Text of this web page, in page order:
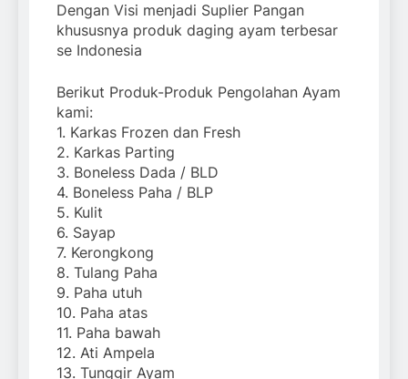
Dengan Visi menjadi Suplier Pangan
khususnya produk daging ayam terbesar
se Indonesia
Berikut Produk-Produk Pengolahan Ayam
kami:
1. Karkas Frozen dan Fresh
2. Karkas Parting
3. Boneless Dada / BLD
4. Boneless Paha / BLP
5. Kulit
6. Sayap
7. Kerongkong
8. Tulang Paha
9. Paha utuh
10. Paha atas
11. Paha bawah
12. Ati Ampela
13. Tunggir Ayam